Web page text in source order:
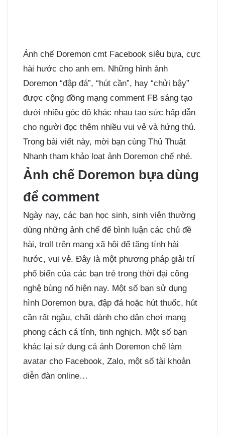
Ảnh chế Doremon cmt Facebook siêu bựa, cực
hài hước cho anh em. Những hình ảnh
Doremon “đập đá”, “hút cần”, hay “chửi bậy”
được cộng đồng mạng comment FB sáng tạo
dưới nhiều góc độ khác nhau tạo sức hấp dẫn
cho người đọc thêm nhiều vui vẻ và hứng thú.
Trong bài viết này, mời bạn cùng Thủ Thuật
Nhanh tham khảo loạt ảnh Doremon chế nhé.
Ảnh chế Doremon bựa dùng
để comment
Ngày nay, các bạn học sinh, sinh viên thường
dùng những ảnh chế để bình luận các chủ đề
hài, troll trên mạng xã hội để tăng tính hài
hước, vui vẻ. Đây là một phương pháp giải trí
phổ biến của các bạn trẻ trong thời đại công
nghệ bùng nổ hiện nay. Một số bạn sử dụng
hình Doremon bựa, đập đá hoặc hút thuốc, hút
cần rất ngầu, chất dành cho dân chơi mang
phong cách cá tính, tinh nghịch. Một số bạn
khác lại sử dụng cả ảnh Doremon chế làm
avatar cho Facebook, Zalo, một số tài khoản
diễn đàn online…